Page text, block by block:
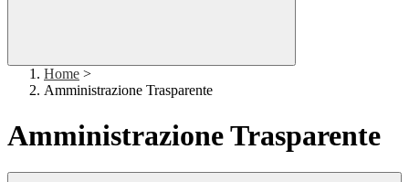
Home >
Amministrazione Trasparente
Amministrazione Trasparente